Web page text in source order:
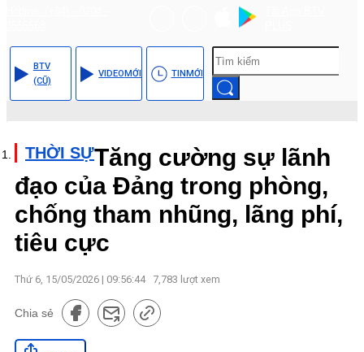
BTV
(CŨ)
VIDEOMỚI TINMỚI
THỜI SỰTăng cường sự lãnh
đạo của Đảng trong phòng,
chống tham nhũng, lãng phí,
tiêu cực
Thứ 6, 15/05/2026 | 09:56:44 7,783 lượt xem
Chia sẻ